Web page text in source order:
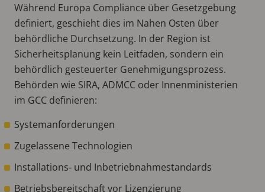
Während Europa Compliance über Gesetzgebung
definiert, geschieht dies im Nahen Osten über
behördliche Durchsetzung. In der Region ist
Sicherheitsplanung kein Leitfaden, sondern ein
behördlich gesteuerter Genehmigungsprozess.
Behörden wie SIRA, ADMCC oder Innenministerien
im GCC definieren:
Systemanforderungen
Zugelassene Technologien
Installations‑ und Inbetriebnahmestandards
Betriebsbereitschaft vor Lizenzierung